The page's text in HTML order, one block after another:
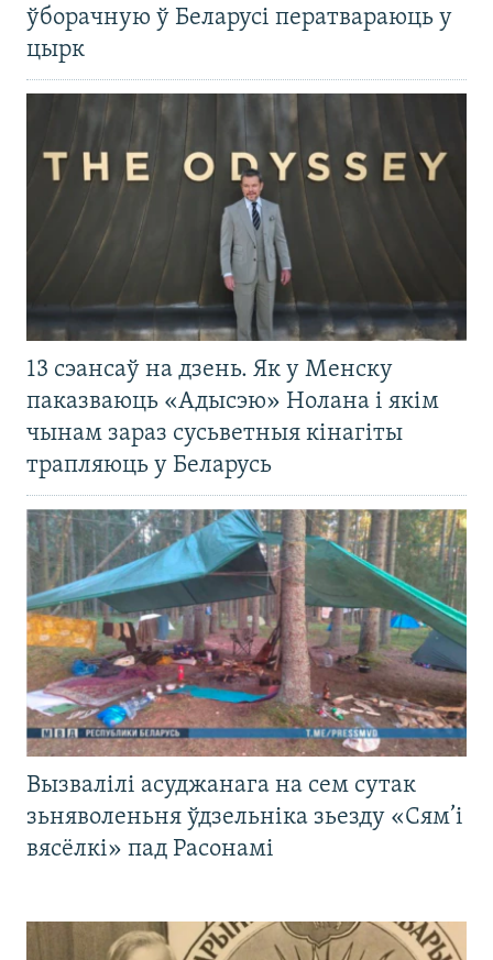
ўборачную ў Беларусі ператвараюць у
цырк
13 сэансаў на дзень. Як у Менску
паказваюць «Адысэю» Нолана і якім
чынам зараз сусьветныя кінагіты
трапляюць у Беларусь
Вызвалілі асуджанага на сем сутак
зьняволеньня ўдзельніка зьезду «Сям’і
вясёлкі» пад Расонамі